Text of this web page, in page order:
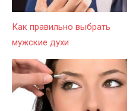
Как правильно выбрать
мужские духи